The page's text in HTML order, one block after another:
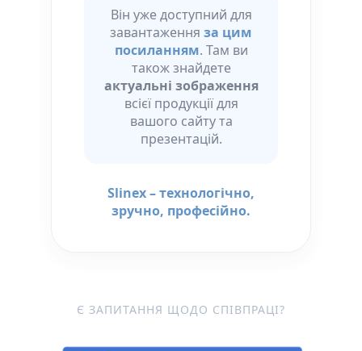
Він уже доступний для
завантаження за цим
посиланням. Там ви
також знайдете
актуальні зображення
всієї продукції для
вашого сайту та
презентацій.
Slinex – технологічно,
зручно, професійно.
Є ЗАПИТАННЯ ЩОДО СПІВПРАЦІ?